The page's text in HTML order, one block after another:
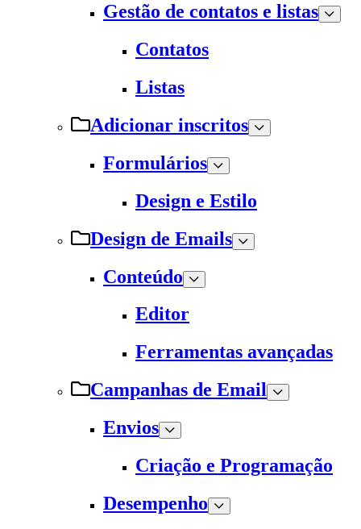
Gestão de contatos e listas
Contatos
Listas
Adicionar inscritos
Formulários
Design e Estilo
Design de Emails
Conteúdo
Editor
Ferramentas avançadas
Campanhas de Email
Envios
Criação e Programação
Desempenho